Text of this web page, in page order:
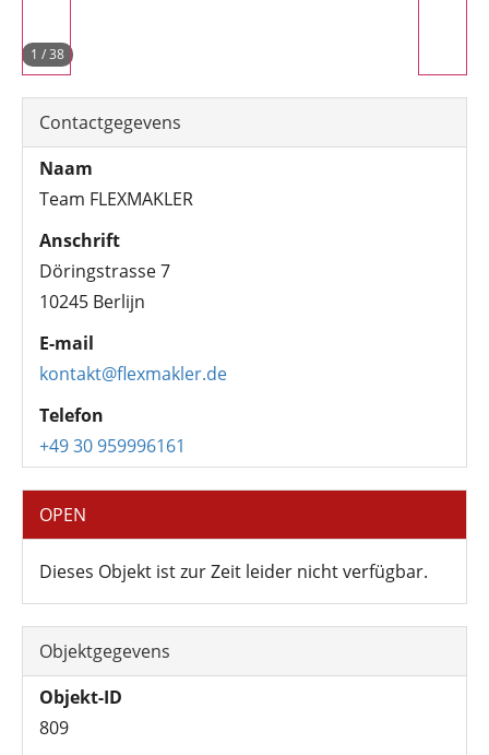
1 /38
Contactgegevens
Naam
Team FLEXMAKLER
Anschrift
Döringstrasse 7
10245 Berlijn
E-mail
kontakt@flexmakler.de
Telefon
+49 30 959996161
OPEN
Dieses Objekt ist zur Zeit leider nicht verfügbar.
Objektgegevens
Objekt-ID
809